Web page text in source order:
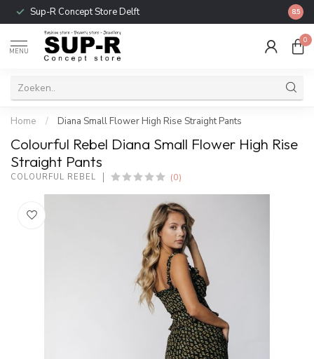
Sup-R Concept Store Delft 8.5
MENU
0
Home / Diana Small Flower High Rise Straight Pants
Colourful Rebel Diana Small Flower High Rise
Straight Pants
COLOURFUL REBEL (0)